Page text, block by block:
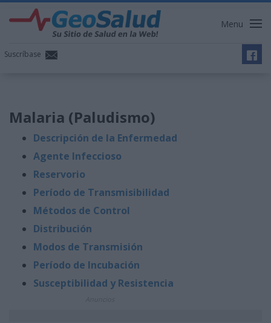
Menu
Suscríbase
Malaria (Paludismo)
Descripción de la Enfermedad
Agente Infeccioso
Reservorio
Período de Transmisibilidad
Métodos de Control
Distribución
Modos de Transmisión
Período de Incubación
Susceptibilidad y Resistencia